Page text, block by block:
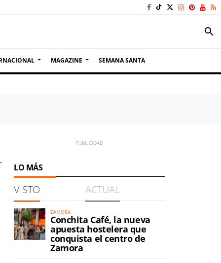
search
MAGAZINE SEMANA SANTA
LO MÁS
VISTO ACTUAL
ZAMORA
Conchita Café, la nueva
apuesta hostelera que
conquista el centro de
Zamora